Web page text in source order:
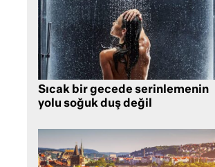
Sıcak bir gecede serinlemenin
yolu soğuk duş değil